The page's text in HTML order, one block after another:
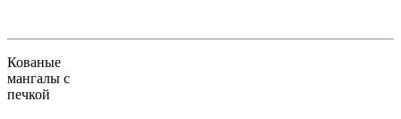
Кованые
мангалы с
печкой